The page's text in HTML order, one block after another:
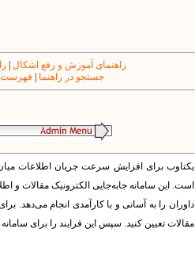
راهنمای آموزش و رفع اشکال
جستجو در راهنما
فهرست
یکتاوب برای افزایش سرعت جریان اطلاعات
است. این سامانه جابه‌جایی الکترونیک مقالات و
داوران را به آسانی و با کارآمدی انجام می‌دهد.
مقالات تعیین کنید. سپس این فرایند را برای